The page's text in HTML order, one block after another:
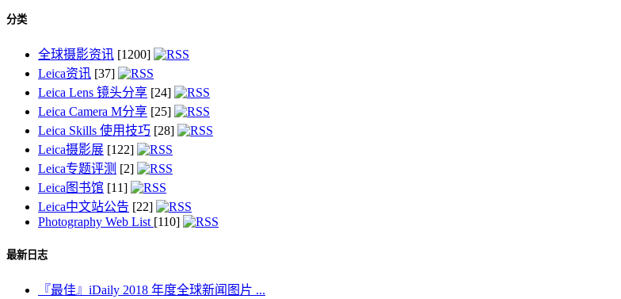
分类
全球摄影资讯 [1200]
Leica资讯 [37]
Leica Lens 镜头分享 [24]
Leica Camera M分享 [25]
Leica Skills 使用技巧 [28]
Leica摄影展 [122]
Leica专题评测 [2]
Leica图书馆 [11]
Leica中文站公告 [22]
Photography Web List [110]
最新日志
『最佳』iDaily 2018 年度全球新闻图片 ...